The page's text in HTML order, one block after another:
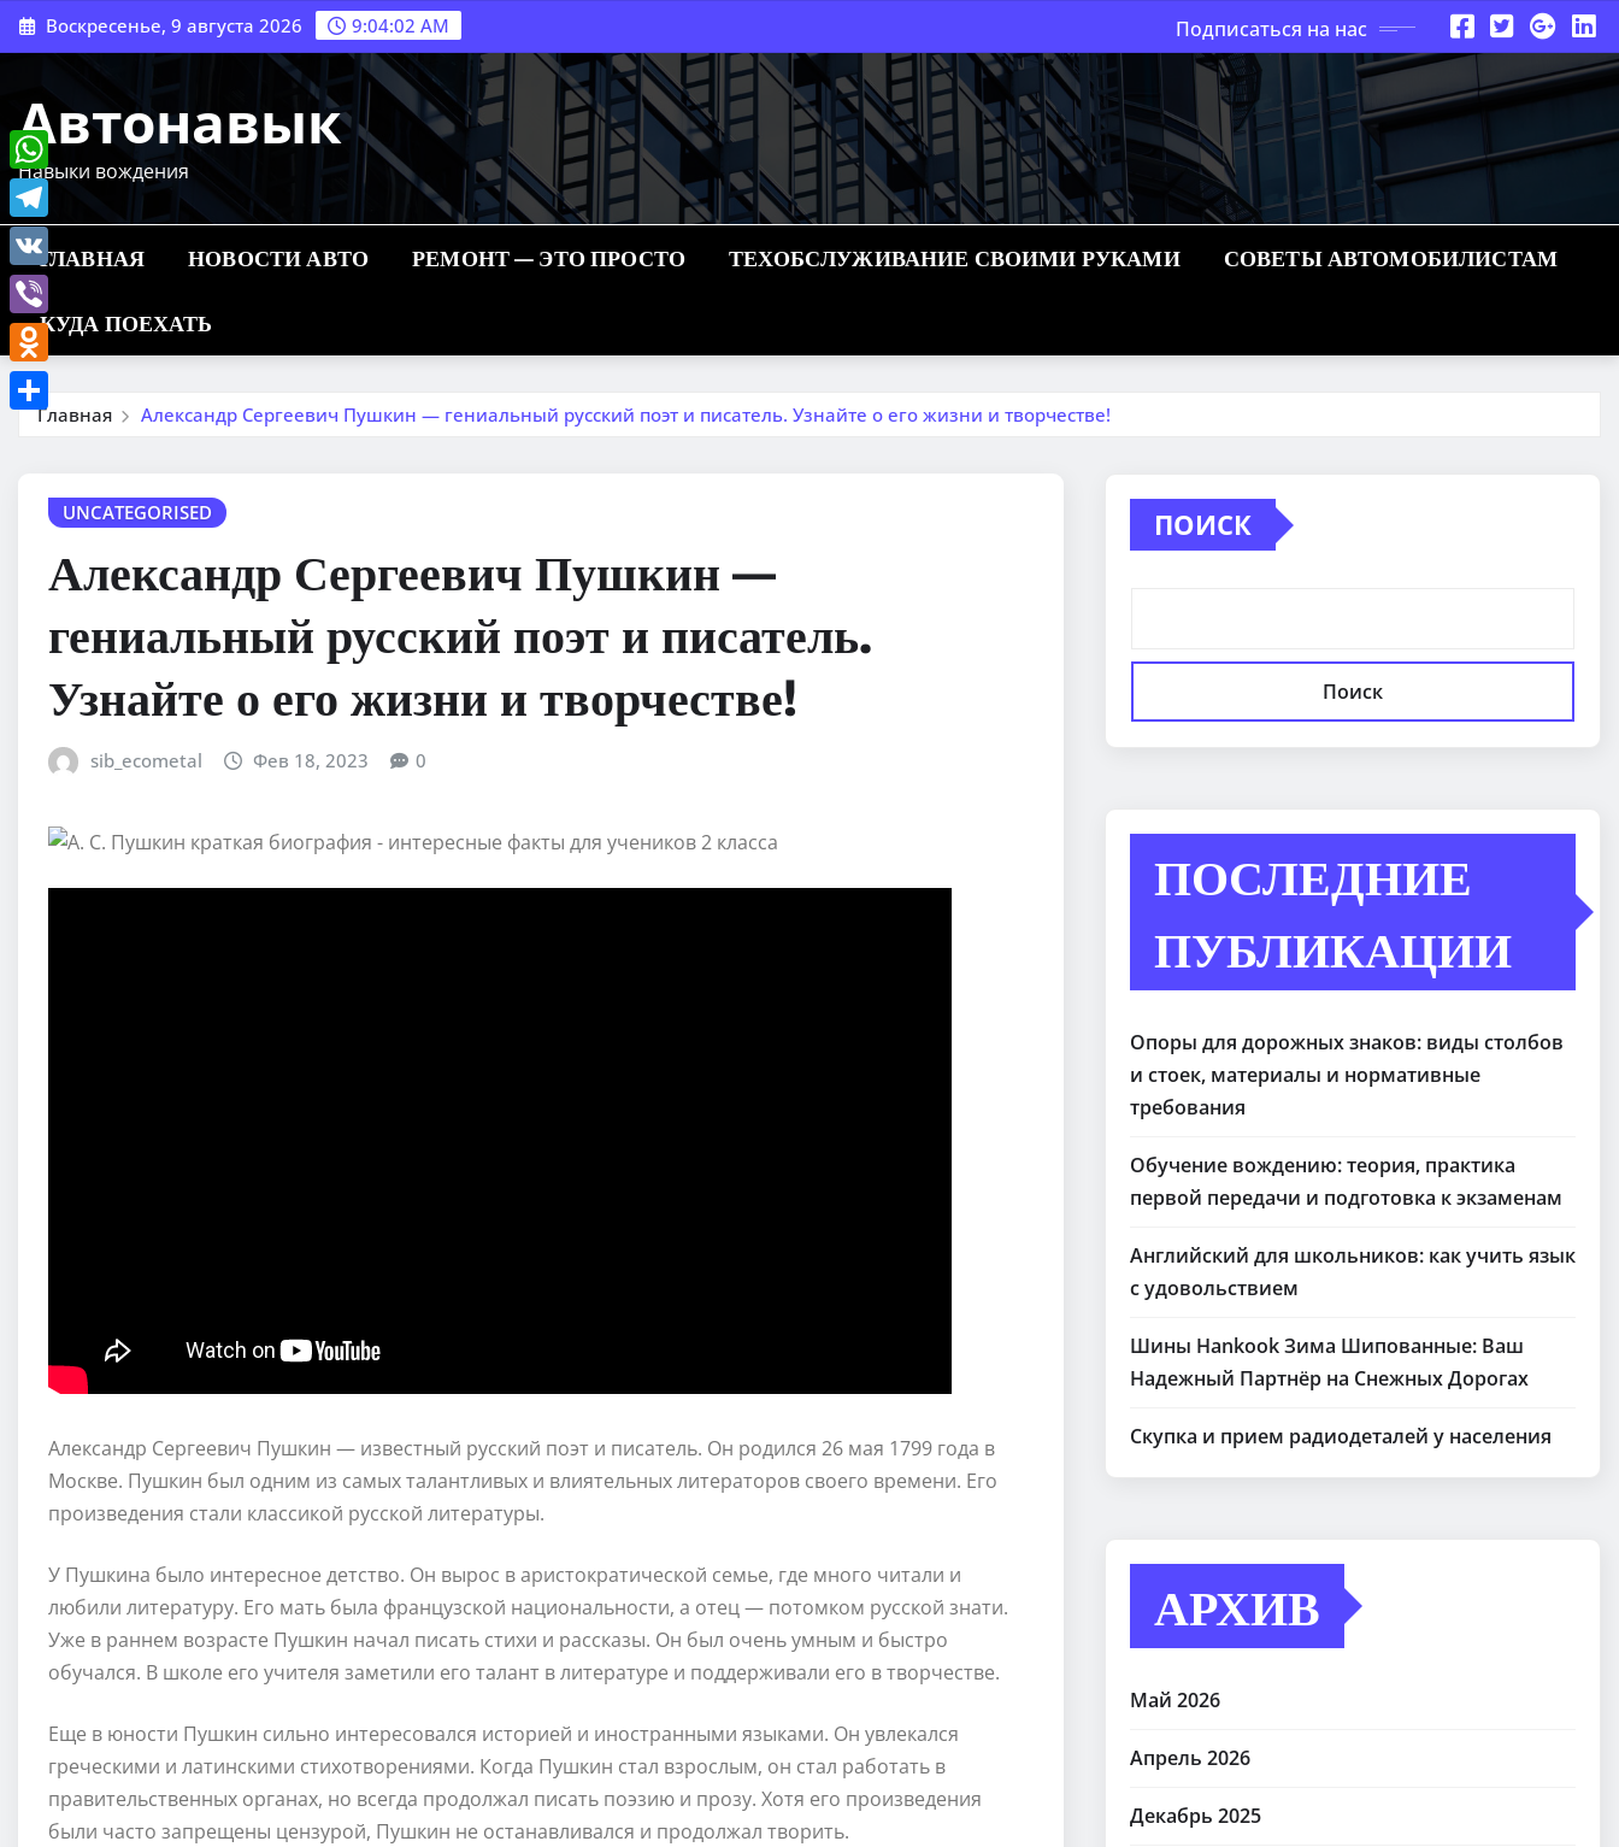
Перейти
к
Воскресенье, 9 августа 2026 9:04:02 AM Подписаться на нас
Автонавык
Навыки вождения
ГЛАВНАЯ НОВОСТИ АВТО РЕМОНТ — ЭТО ПРОСТО ТЕХОБСЛУЖИВАНИЕ СВОИМИ РУКАМИ СОВЕТЫ АВТОМОБИЛИСТАМ
КУДА ПОЕХАТЬ
Главная Александр Сергеевич Пушкин — гениальный русский поэт и писатель. Узнайте о его жизни и творчестве!
UNCATEGORISED
Александр Сергеевич Пушкин —
гениальный русский поэт и писатель.
Узнайте о его жизни и творчестве!
sib_ecometal Фев 18, 2023 0
Александр Сергеевич Пушкин — известный русский поэт и писатель. Он родился 26 мая 1799 года в
Москве. Пушкин был одним из самых талантливых и влиятельных литераторов своего времени. Его
произведения стали классикой русской литературы.
У Пушкина было интересное детство. Он вырос в аристократической семье, где много читали и
любили литературу. Его мать была французской национальности, а отец — потомком русской знати.
Уже в раннем возрасте Пушкин начал писать стихи и рассказы. Он был очень умным и быстро
обучался. В школе его учителя заметили его талант в литературе и поддерживали его в творчестве.
Еще в юности Пушкин сильно интересовался историей и иностранными языками. Он увлекался
греческими и латинскими стихотворениями. Когда Пушкин стал взрослым, он стал работать в
правительственных органах, но всегда продолжал писать поэзию и прозу. Хотя его произведения
были часто запрещены цензурой, Пушкин не останавливался и продолжал творить.
ПОИСК
Поиск
ПОСЛЕДНИЕ
ПУБЛИКАЦИИ
Опоры для дорожных знаков: виды столбов
и стоек, материалы и нормативные
требования
Обучение вождению: теория, практика
первой передачи и подготовка к экзаменам
Английский для школьников: как учить язык
с удовольствием
Шины Hankook Зима Шипованные: Ваш
Надежный Партнёр на Снежных Дорогах
Скупка и прием радиодеталей у населения
АРХИВ
Май 2026
Апрель 2026
Декабрь 2025
WhatsApp
Telegram
VK
Viber
Odnoklassniki
Отправить